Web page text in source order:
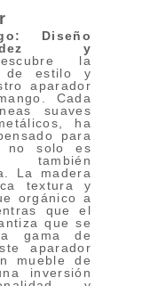
Diseño
y
la
de estilo y
aparador
Cada
suaves
ha
para
no solo es
La madera
textura y
orgánico a
que el
que se
gama de
aparador
mueble de
inversión